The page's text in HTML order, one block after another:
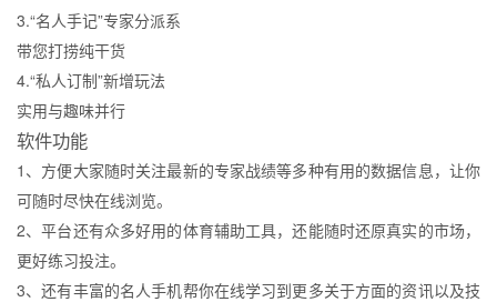
3.“名人手记”专家分派系
带您打捞纯干货
4.“私人订制”新增玩法
实用与趣味并行
软件功能
1、方便大家随时关注最新的专家战绩等多种有用的数据信息，让你
可随时尽快在线浏览。
2、平台还有众多好用的体育辅助工具，还能随时还原真实的市场，
更好练习投注。
3、还有丰富的名人手机帮你在线学习到更多关于方面的资讯以及技